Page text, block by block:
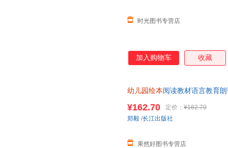
时光图书专营店
加入购物车 收藏
幼儿园绘本阅读教材语言教育
¥162.70 定价： ¥162.70
果然好图书专营店
郑毅 /长江出版社